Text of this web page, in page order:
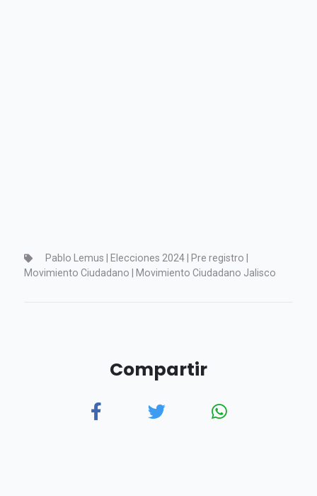
Pablo Lemus | Elecciones 2024 | Pre registro |
Movimiento Ciudadano | Movimiento Ciudadano Jalisco
Compartir